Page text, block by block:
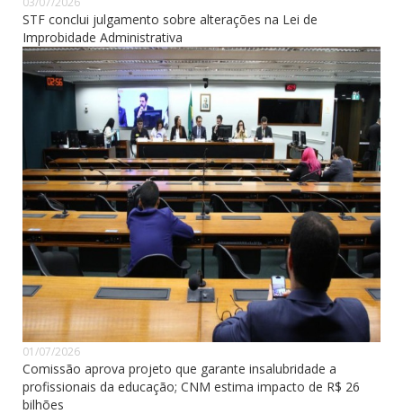
STF conclui julgamento sobre alterações na Lei de
Improbidade Administrativa
01/07/2026
Comissão aprova projeto que garante insalubridade a
profissionais da educação; CNM estima impacto de R$ 26
bilhões